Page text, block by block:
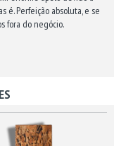
é. Perfeição absoluta, e se
fora do negócio.